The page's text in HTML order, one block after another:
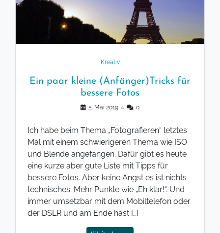
Kreativ
Ein paar kleine (Anfänger)Tricks für
bessere Fotos
5. Mai 2019 ◌ 0
Ich habe beim Thema „Fotografieren“ letztes
Mal mit einem schwierigeren Thema wie ISO
und Blende angefangen. Dafür gibt es heute
eine kurze aber gute Liste mit Tipps für
bessere Fotos. Aber keine Angst es ist nichts
technisches. Mehr Punkte wie „Eh klar!“. Und
immer umsetzbar mit dem Mobiltelefon oder
der DSLR und am Ende hast […]